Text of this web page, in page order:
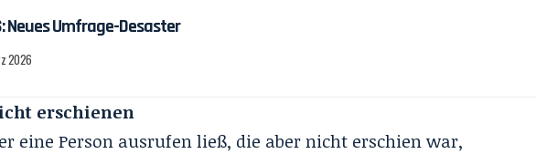
Neues Umfrage-Desaster
2026
erschienen
eine Person ausrufen ließ, die aber nicht erschien war,